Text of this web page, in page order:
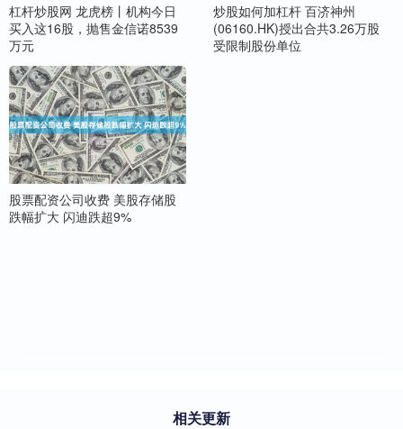
杠杆炒股网 龙虎榜丨机构今日
买入这16股，抛售金信诺8539
万元
炒股如何加杠杆 百济神州
(06160.HK)授出合共3.26万股
受限制股份单位
股票配资公司收费 美股存储股
跌幅扩大 闪迪跌超9%
相关更新